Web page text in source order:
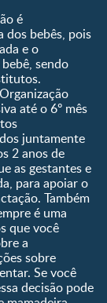
e
é
bebês, pois
e o
sendo
até o 6º mês
juntamente
2 anos de
as gestantes e
para apoiar o
Também
é uma
que você
a
sobre
Se você
decisão pode